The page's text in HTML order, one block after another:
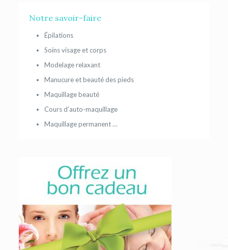
Notre savoir-faire
Épilations
Soins visage et corps
Modelage relaxant
Manucure et beauté des pieds
Maquillage beauté
Cours d’auto-maquillage
Maquillage permanent …